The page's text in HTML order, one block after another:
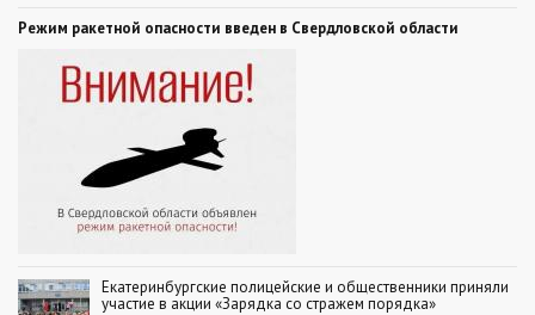
Режим ракетной опасности введен в Свердловской области
Екатеринбургские полицейские и общественники приняли
участие в акции «Зарядка со стражем порядка»